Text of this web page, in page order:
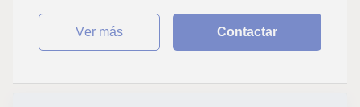
ver más Contactar